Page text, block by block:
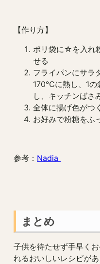
【作り方】
ポリ袋に☆を入れ
せる
フライパンにサラ
170℃に熱し、1の
し、キッチンばさ
全体に揚げ色がつ
お好みで粉糖をふ
参考： Nadia
まとめ
子供を待たせず手早く
れるおいしいレシピがあ